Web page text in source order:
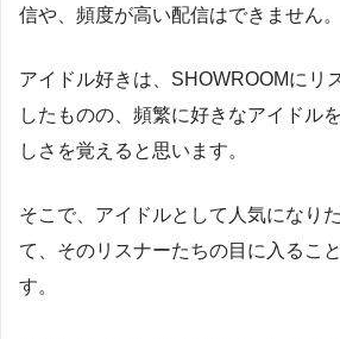
信や、頻度が高い配信はできません。
アイドル好きは、SHOWROOMにリ
したものの、頻繁に好きなアイドル
しさを覚えると思います。
そこで、アイドルとして人気になり
て、そのリスナーたちの目に入るこ
す。